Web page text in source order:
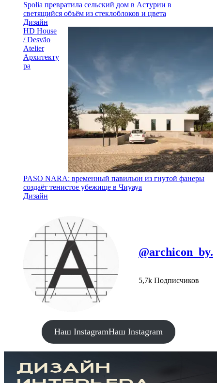
Spolia превратила сельский дом в Астурии в
светящийся объём из стеклоблоков и цвета
Дизайн
HD House
/ Desvão
Atelier
Архитекту
ра
PASO NARA: временный павильон из гнутой фанеры
создаёт тенистое убежище в Чиуауа
Дизайн
@archicon_by.
5,7k Подписчиков
Наш InstagramНаш Instagram